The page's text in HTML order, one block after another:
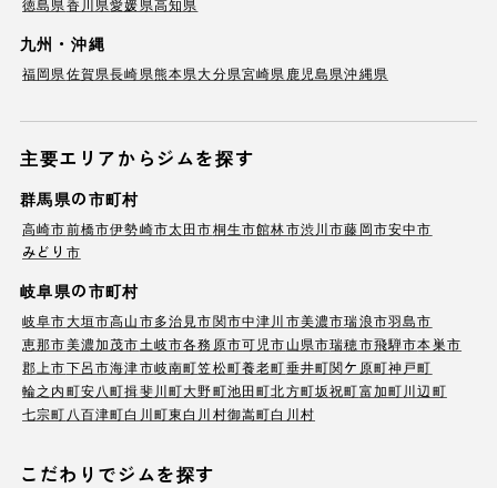
九州・沖縄
福岡県佐賀県長崎県熊本県大分県宮崎県 鹿児島県沖縄県
主要エリアからジムを探す
群馬県の市町村
高崎市前橋市伊勢崎市太田市桐生市館林市渋川市藤岡市安中市
みどり市
岐阜県の市町村
岐阜市大垣市高山市多治見市関市中津川市美濃市瑞浪市羽島市
恵那市美濃加茂市土岐市各務原市可児市山県市瑞穂市飛騨市本巣市
郡上市下呂市海津市岐南町笠松町養老町垂井町関ケ原町神戸町
輪之内町安八町揖斐川町大野町池田町北方町坂祝町富加町川辺町
七宗町 八百津町白川町東白川村御嵩町白川村
こだわりでジムを探す